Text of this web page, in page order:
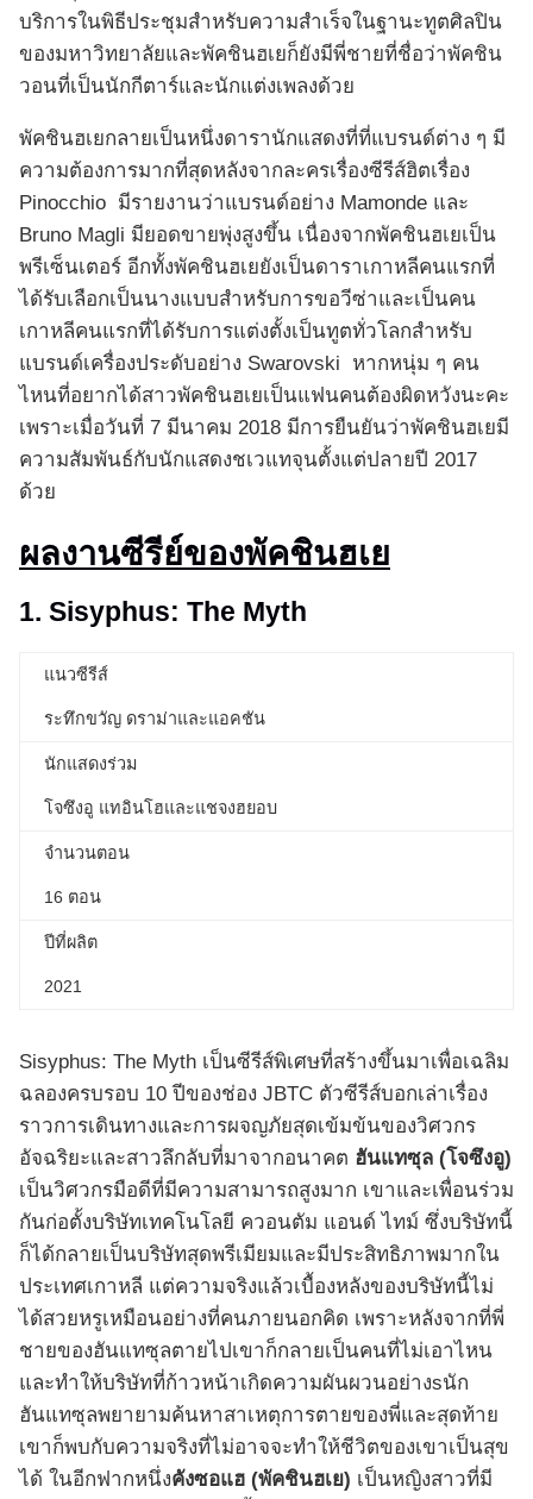
บริการในพิธีประชุมสำหรับความสำเร็จในฐานะทูตศิลปิน
ของมหาวิทยาลัยและพัคชินฮเยก็ยังมีพี่ชายที่ชื่อว่าพัคชิน
วอนที่เป็นนักกีตาร์และนักแต่งเพลงด้วย
พัคชินฮเยกลายเป็นหนึ่งดารานักแสดงที่ที่แบรนด์ต่าง ๆ มี
ความต้องการมากที่สุดหลังจากละครเรื่องซีรีส์ฮิตเรื่อง
Pinocchio มีรายงานว่าแบรนด์อย่าง Mamonde และ
Bruno Magli มียอดขายพุ่งสูงขึ้น เนื่องจากพัคชินฮเยเป็น
พรีเซ็นเตอร์ อีกทั้งพัคชินฮเยยังเป็นดาราเกาหลีคนแรกที่
ได้รับเลือกเป็นนางแบบสำหรับการขอวีซ่าและเป็นคน
เกาหลีคนแรกที่ได้รับการแต่งตั้งเป็นทูตทั่วโลกสำหรับ
แบรนด์เครื่องประดับอย่าง Swarovski หากหนุ่ม ๆ คน
ไหนที่อยากได้สาวพัคชินฮเยเป็นแฟนคนต้องผิดหวังนะคะ
เพราะเมื่อวันที่ 7 มีนาคม 2018 มีการยืนยันว่าพัคชินฮเยมี
ความสัมพันธ์กับนักแสดงชเวแทจุนตั้งแต่ปลายปี 2017
ด้วย
ผลงานซีรีย์ของพัคชินฮเย
1. Sisyphus: The Myth
แนวซีรีส์
ระทึกขวัญ ดราม่าและแอคชัน
นักแสดงร่วม
โจซึงอู แทอินโฮและแชจงฮยอบ
จำนวนตอน
16 ตอน
ปีที่ผลิต
2021
Sisyphus: The Myth เป็นซีรีส์พิเศษที่สร้างขึ้นมาเพื่อเฉลิม
ฉลองครบรอบ 10 ปีของช่อง JBTC ตัวซีรีส์บอกเล่าเรื่อง
ราวการเดินทางและการผจญภัยสุดเข้มข้นของวิศวกร
อัจฉริยะและสาวลึกลับที่มาจากอนาคต ฮันแทซุล (โจซึงอู)
เป็นวิศวกรมือดีที่มีความสามารถสูงมาก เขาและเพื่อนร่วม
กันก่อตั้งบริษัทเทคโนโลยี ควอนตัม แอนด์ ไทม์ ซึ่งบริษัทนี้
ก็ได้กลายเป็นบริษัทสุดพรีเมียมและมีประสิทธิภาพมากใน
ประเทศเกาหลี แต่ความจริงแล้วเบื้องหลังของบริษัทนี้ไม่
ได้สวยหรูเหมือนอย่างที่คนภายนอกคิด เพราะหลังจากที่พี่
ชายของฮันแทซุลตายไปเขาก็กลายเป็นคนที่ไม่เอาไหน
และทำให้บริษัทที่ก้าวหน้าเกิดความผันผวนอย่างsนัก
ฮันแทซุลพยายามค้นหาสาเหตุการตายของพี่และสุดท้าย
เขาก็พบกับความจริงที่ไม่อาจจะทำให้ชีวิตของเขาเป็นสุข
ได้ ในอีกฟากหนึ่งคังซอแฮ (พัคชินฮเย) เป็นหญิงสาวที่มี